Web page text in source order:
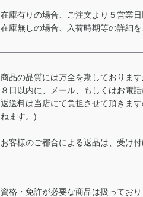
在庫有りの場合、ご注文より５営業日
在庫無しの場合、入荷時期等の詳細を
商品の品質には万全を期しておりま
８日以内に、メール、もしくはお電
返送料は当店にて負担させて頂きま
ねます。)
お客様のご都合による返品は、受け
資格・免許が必要な商品は扱っており